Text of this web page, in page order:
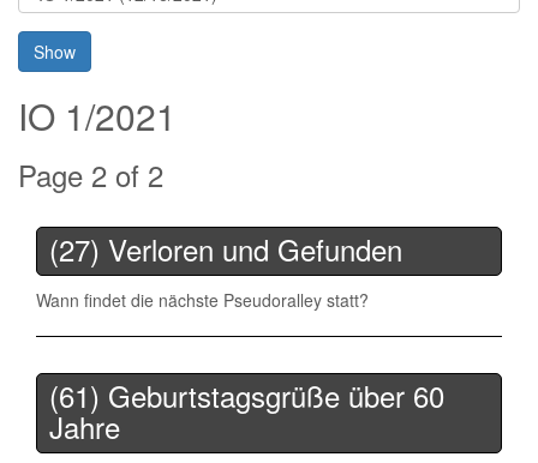
Show
IO 1/2021
Page 2 of 2
(27) Verloren und Gefunden
Wann findet die nächste Pseudoralley statt?
(61) Geburtstagsgrüße über 60
Jahre